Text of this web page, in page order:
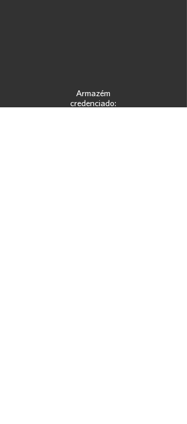
Armazém
credenciado: